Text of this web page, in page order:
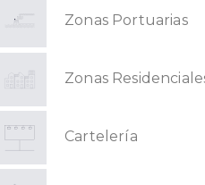
Zonas Portuarias
Zonas
Cartelería